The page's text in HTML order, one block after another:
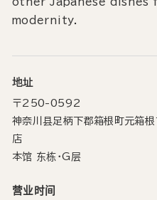
modernity.
地址
〒250-0592
神奈川县足柄下郡箱根町元箱
店
本馆 东栋・G层
营业时间